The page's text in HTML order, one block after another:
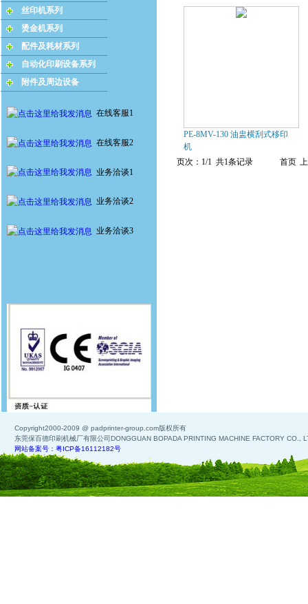
丝印机系列
烫金机系列
配件及耗材系列
自动化印刷设备系列
附件及周边设备
在线客服1
在线客服2
业务洽谈1
业务洽谈2
业务洽谈3
PE-8MV-130 油盅横刮式移印
机
页次：1/1 共1条记录
首页
Copyright2000-2009 @ padprinter-group.com版权所有
东莞保百德印刷机械厂有限公司DONGGUAN BOPADA PRINTING MACHINE FACTORY CO.,
网站备案号：粤ICP备16112182号